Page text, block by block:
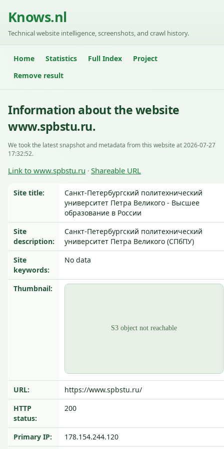
Knows.nl
Technical website intelligence, screenshots, and crawl history.
Home Statistics Full Index
Project
Remove result
Information about the website
www.spbstu.ru.
We took the latest snapshot and metadata from this website at 2026-07-27
17:32:52.
Link to www.spbstu.ru · Shareable URL
Site title:
Санкт-Петербургский политехнический
университет Петра Великого - Высшее
образование в России
Site
description:
Санкт-Петербургский политехнический
университет Петра Великого (СПбПУ)
Site
keywords:
No data
Thumbnail:
URL:
https://www.spbstu.ru/
HTTP
status:
200
Primary IP: 178.154.244.120